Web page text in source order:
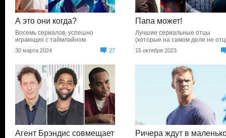
А это они когда?
Восемь сериалов, успешно
играющих с таймлайном
30 марта 2024 27
Папа может!
Лучшие сериальные отцы
(которые на самом деле не
15 октября 2023
Агент Брэндис совмещает
Ричера ждут в